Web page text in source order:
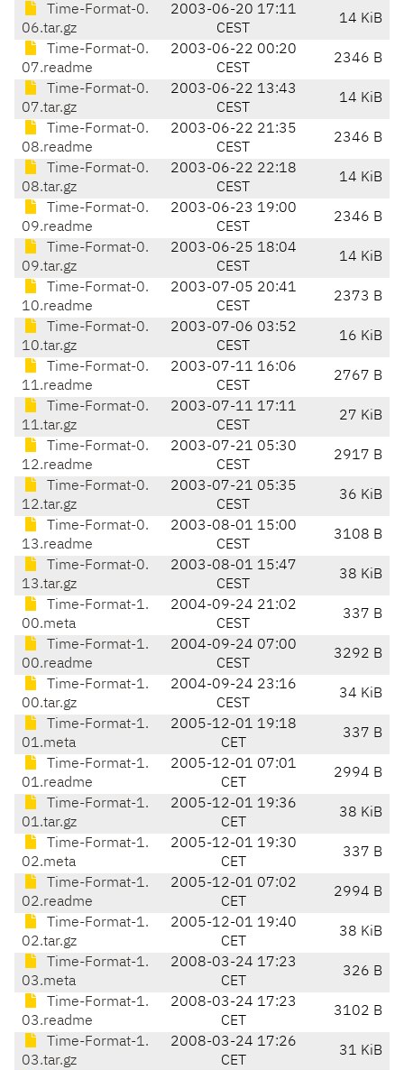
Time-Format-0.
06.tar.gz
2003-06-20 17:11
CEST
14 KiB
Time-Format-0.
07.readme
2003-06-22 00:20
CEST
2346 B
Time-Format-0.
07.tar.gz
2003-06-22 13:43
CEST
14 KiB
Time-Format-0.
08.readme
2003-06-22 21:35
CEST
2346 B
Time-Format-0.
08.tar.gz
2003-06-22 22:18
CEST
14 KiB
Time-Format-0.
09.readme
2003-06-23 19:00
CEST
2346 B
Time-Format-0.
09.tar.gz
2003-06-25 18:04
CEST
14 KiB
Time-Format-0.
10.readme
2003-07-05 20:41
CEST
2373 B
Time-Format-0.
10.tar.gz
2003-07-06 03:52
CEST
16 KiB
Time-Format-0.
11.readme
2003-07-11 16:06
CEST
2767 B
Time-Format-0.
11.tar.gz
2003-07-11 17:11
CEST
27 KiB
Time-Format-0.
12.readme
2003-07-21 05:30
CEST
2917 B
Time-Format-0.
12.tar.gz
2003-07-21 05:35
CEST
36 KiB
Time-Format-0.
13.readme
2003-08-01 15:00
CEST
3108 B
Time-Format-0.
13.tar.gz
2003-08-01 15:47
CEST
38 KiB
Time-Format-1.
00.meta
2004-09-24 21:02
CEST
337 B
Time-Format-1.
00.readme
2004-09-24 07:00
CEST
3292 B
Time-Format-1.
00.tar.gz
2004-09-24 23:16
CEST
34 KiB
Time-Format-1.
01.meta
2005-12-01 19:18
CET
337 B
Time-Format-1.
01.readme
2005-12-01 07:01
CET
2994 B
Time-Format-1.
01.tar.gz
2005-12-01 19:36
CET
38 KiB
Time-Format-1.
02.meta
2005-12-01 19:30
CET
337 B
Time-Format-1.
02.readme
2005-12-01 07:02
CET
2994 B
Time-Format-1.
02.tar.gz
2005-12-01 19:40
CET
38 KiB
Time-Format-1.
03.meta
2008-03-24 17:23
CET
326 B
Time-Format-1.
03.readme
2008-03-24 17:23
CET
3102 B
Time-Format-1.
03.tar.gz
2008-03-24 17:26
CET
31 KiB